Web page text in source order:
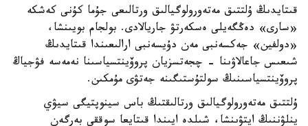
قىتايدىڭ ۇلتتىق مەتەورولوگيالىق ورتالىعى جۇما كۇنى كەشكە
«سارى» دەڭگەيلى ەسكەرتۋ جاريالادى. بولجام بويىنشا،
«دولفين» جەكسەنبى مەن دۇيسەنبى ارالىعىندا قىتايدىڭ
شىعىس جاعالاۋىنا - چجەتسزيان پروۆينتسياسىنا نەمەسە فۋجياڭ
پروۆينتسياسىنىڭ سولتۇستىگىنە جەتۋى مۇمكىن.
ۇلتتىق مەتەورولوگيالىق ورتالىقتىڭ باس سينوپتيگى سيۋي
ينلۋننىڭ ايتۋىنشا، شىلدە ايىندا قىتايعا سوققى بەرگەن